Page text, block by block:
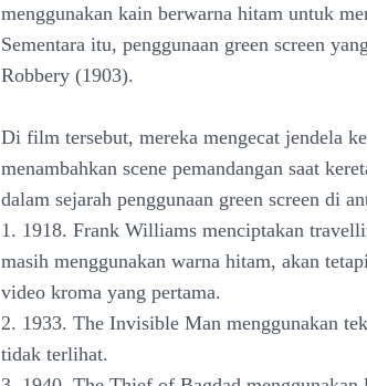
menggunakan kain berwarna hitam untuk
Sementara itu, penggunaan green screen
Robbery (1903).
Di film tersebut, mereka mengecat jendela
menambahkan scene pemandangan saat
dalam sejarah penggunaan green screen di
1. 1918. Frank Williams menciptakan
masih menggunakan warna hitam, akan
video kroma yang pertama.
2. 1933. The Invisible Man menggunakan
tidak terlihat.